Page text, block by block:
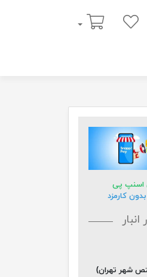
سبد خرید
اسنپ پی
شهر تهران)